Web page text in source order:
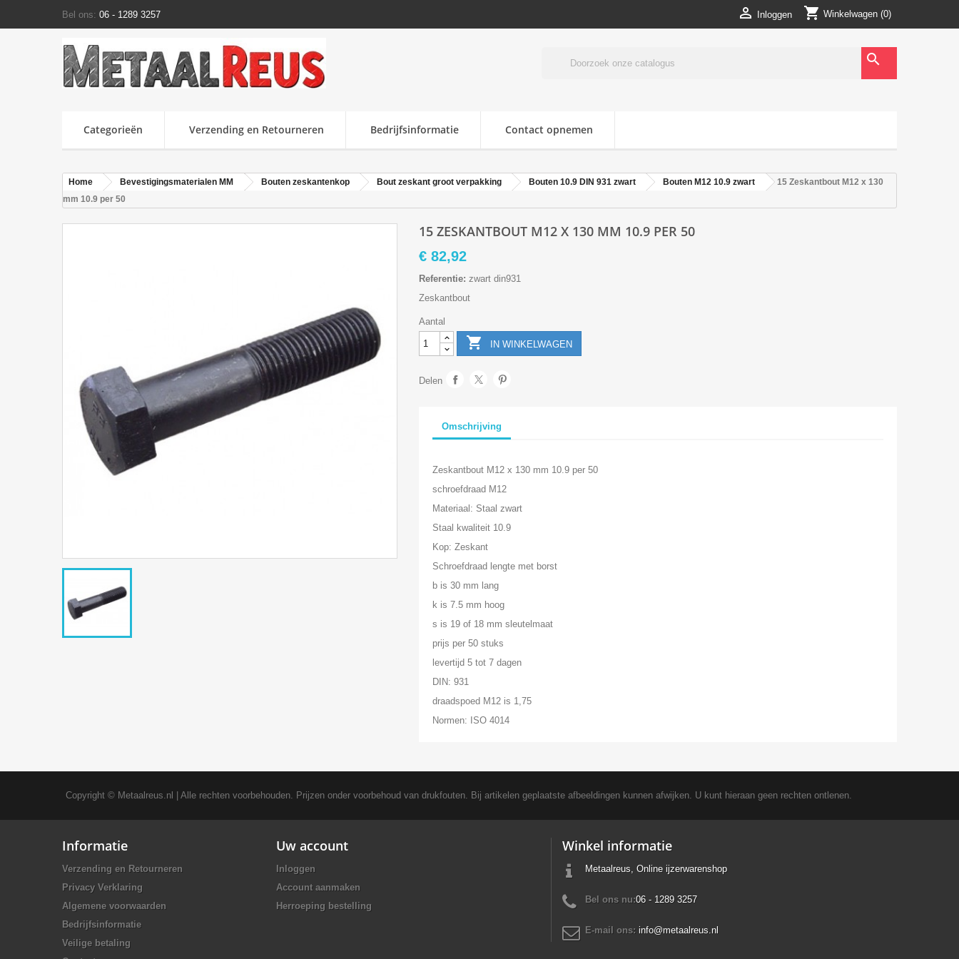
Bel ons: 06 - 1289 3257  Inloggen shopping_cart Winkelwagen (0)
search
Categorieën Verzending en Retourneren Bedrijfsinformatie Contact opnemen
Home Bevestigingsmaterialen MM Bouten zeskantenkop Bout zeskant groot verpakking Bouten 10.9 DIN 931 zwart Bouten M12 10.9 zwart
15 Zeskantbout M12 x 130
mm 10.9 per 50
15 ZESKANTBOUT M12 X 130 MM 10.9 PER 50
€ 82,92
Referentie: zwart din931
Zeskantbout
Aantal
 IN WINKELWAGEN
Delen
Omschrijving
Zeskantbout M12 x 130 mm 10.9 per 50
schroefdraad M12
Materiaal: Staal zwart
Staal kwaliteit 10.9
Kop: Zeskant
Schroefdraad lengte met borst
b is 30 mm lang
k is 7.5 mm hoog
s is 19 of 18 mm sleutelmaat
prijs per 50 stuks
levertijd 5 tot 7 dagen
DIN: 931
draadspoed M12 is 1,75
Normen: ISO 4014
Copyright © Metaalreus.nl | Alle rechten voorbehouden. Prijzen onder voorbehoud van drukfouten. Bij artikelen geplaatste afbeeldingen kunnen afwijken. U kunt hieraan geen rechten ontlenen.
Informatie
Verzending en Retourneren
Privacy Verklaring
Algemene voorwaarden
Bedrijfsinformatie
Veilige betaling
Uw account
Inloggen
Account aanmaken
Herroeping bestelling
Winkel informatie
Metaalreus, Online ijzerwarenshop
Bel ons nu:06 - 1289 3257
E-mail ons: info@metaalreus.nl